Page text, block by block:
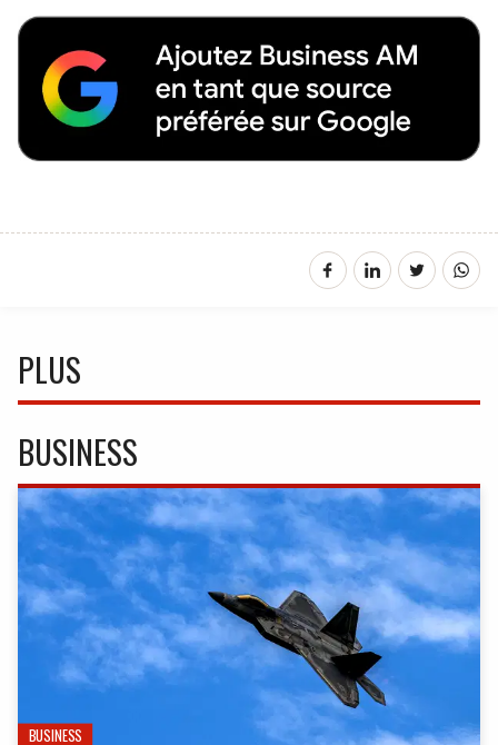
PLUS
BUSINESS
BUSINESS